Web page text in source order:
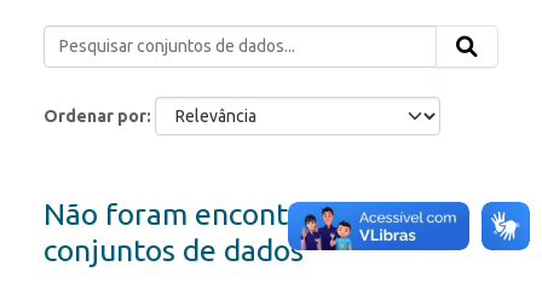
Ordenar por
Não foram encontrados
conjuntos de dados